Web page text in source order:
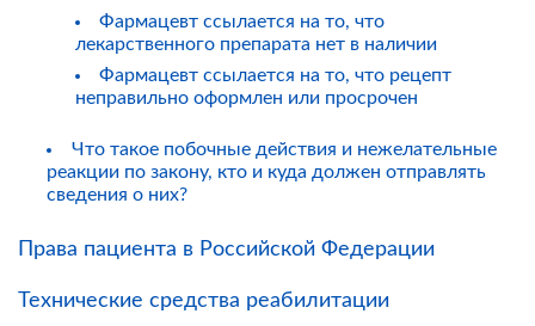
Фармацевт ссылается на то, что
лекарственного препарата нет в наличии
Фармацевт ссылается на то, что рецепт
неправильно оформлен или просрочен
Что такое побочные действия и нежелательные
реакции по закону, кто и куда должен отправлять
сведения о них?
Права пациента в Российской Федерации
Технические средства реабилитации